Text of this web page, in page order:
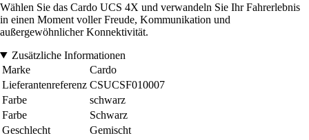
Wählen Sie das Cardo UCS 4X und verwandeln Sie Ihr Fahrerlebnis
in einen Moment voller Freude, Kommunikation und
außergewöhnlicher Konnektivität.
Zusätzliche Informationen
Marke
Cardo
Lieferantenreferenz CSUCSF010007
Farbe
schwarz
Farbe
Schwarz
Geschlecht
Gemischt